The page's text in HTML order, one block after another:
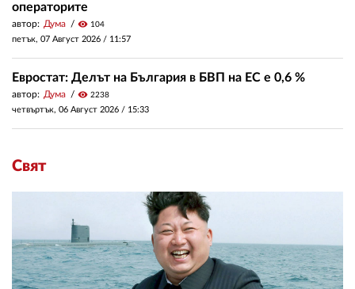
операторите
автор: Дума visibility 104
петък, 07 Август 2026 / 11:57
Евростат: Делът на България в БВП на ЕС е 0,6 %
автор: Дума visibility 2238
четвъртък, 06 Август 2026 / 15:33
Свят